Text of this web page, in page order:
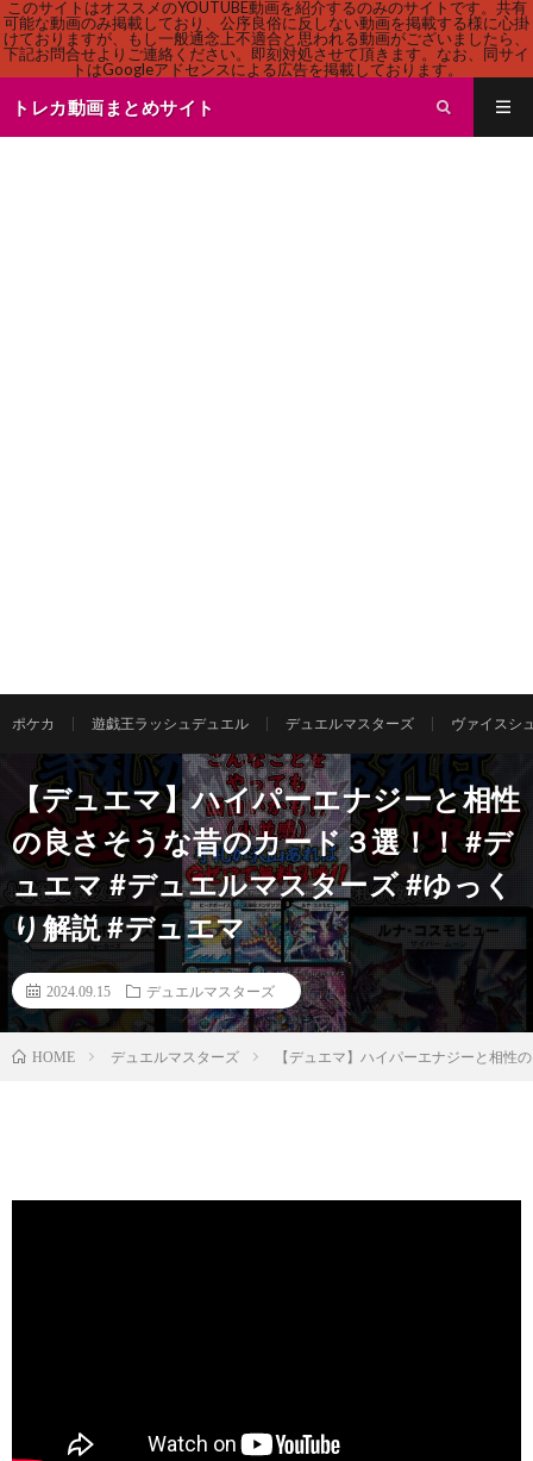
このサイトはオススメのYOUTUBE動画を紹介するのみのサイトです。共有
可能な動画のみ掲載しており、公序良俗に反しない動画を掲載する様に心掛
けておりますが、もし一般通念上不適合と思われる動画がございましたら、
下記お問合せよりご連絡ください。即刻対処させて頂きます。なお、同サイ
トはGoogleアドセンスによる広告を掲載しております。
トレカ動画まとめサイト
ポケカ 遊戯王ラッシュデュエル デュエルマスターズ ヴァイスシ
【デュエマ】ハイパーエナジーと相性
の良さそうな昔のカード３選！！ #デ
ュエマ #デュエルマスターズ #ゆっく
り解説 #デュエマ
2024.09.15 デュエルマスターズ
HOME デュエルマスターズ 【デュエマ】ハイパーエナジーと相性